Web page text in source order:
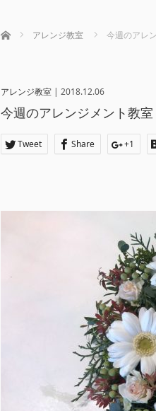
ホーム アレンジ教室 今週のアレ
アレンジ教室| 2018.12.06
今週のアレンジメント教室
Tweet Share +1